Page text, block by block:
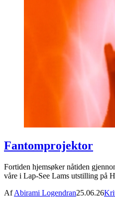
Fantomprojektor
Fortiden hjemsøker nåtiden
våre i Lap-See Lams utstilling på
AfAbirami Logendran25.06.26